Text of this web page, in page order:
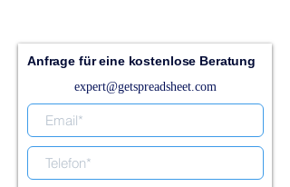
Anfrage für eine kostenlose Beratung
expert@getspreadsheet.com